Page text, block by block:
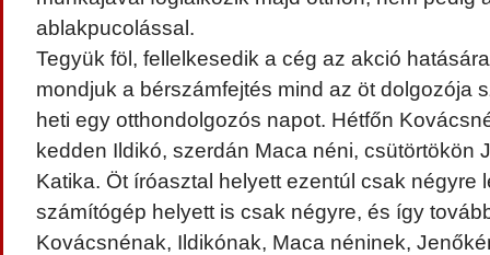
ablakpucolással.
Tegyük föl, fellelkesedik a cég az akció
mondjuk a bérszámfejtés mind az öt dolgozója
heti egy otthondolgozós napot. Hétfőn
kedden Ildikó, szerdán Maca néni, csütörtökön
Katika. Öt íróasztal helyett ezentúl csak négyre
számítógép helyett is csak négyre, és így
Kovácsnénak, Ildikónak, Maca néninek,